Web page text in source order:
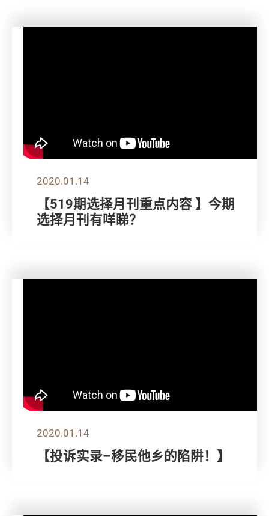
2020.01.14
【519期选择月刊重点内容 】今期
选择月刊有咩睇？
2020.01.14
【投诉实录–移民他乡的陷阱！】